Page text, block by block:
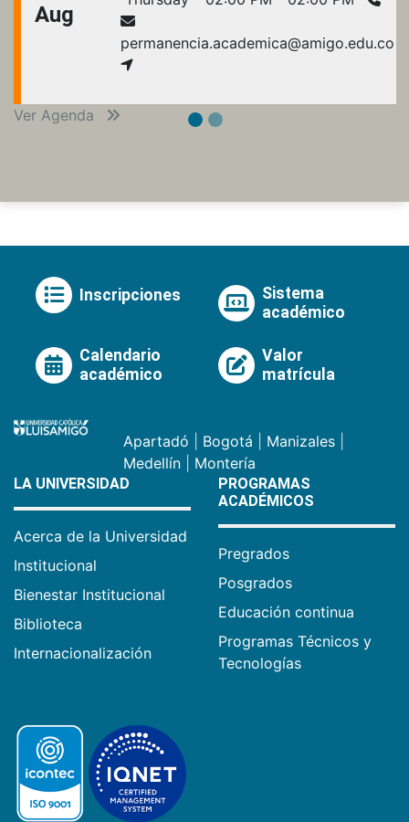
Aug
permanencia.academica@amigo.edu.co
Ver Agenda
Inscripciones
Sistema
académico
Calendario
académico
Valor
matrícula
Apartadó Bogotá Manizales
Medellín
Montería
LA UNIVERSIDAD
Acerca de la Universidad
Institucional
Bienestar Institucional
Biblioteca
Internacionalización
PROGRAMAS
ACADÉMICOS
Pregrados
Posgrados
Educación continua
Programas Técnicos y
Tecnologías